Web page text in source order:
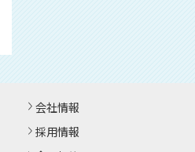
会社情報
採用情報